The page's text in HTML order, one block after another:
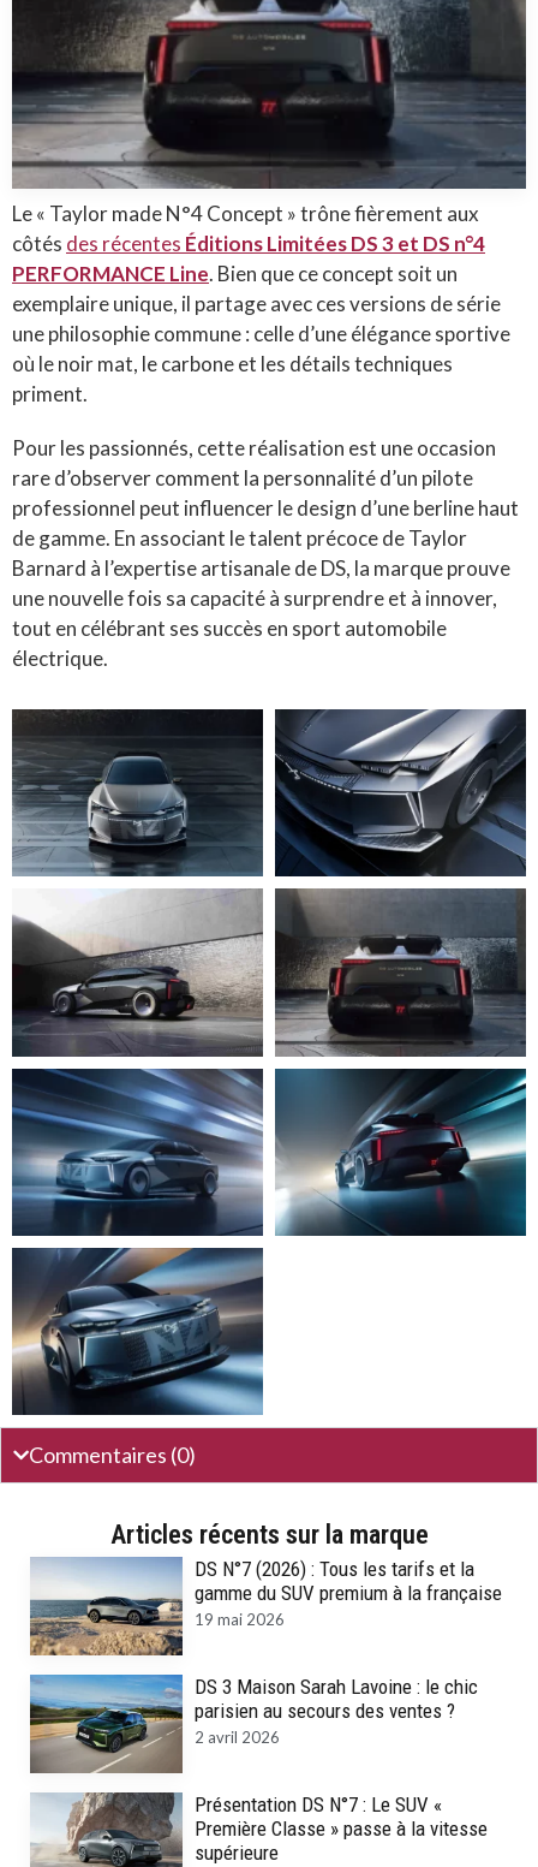
Le « Taylor made N°4 Concept » trône fièrement aux
côtés des récentes Éditions Limitées DS 3 et DS n°4
PERFORMANCE Line. Bien que ce concept soit un
exemplaire unique, il partage avec ces versions de série
une philosophie commune : celle d’une élégance sportive
où le noir mat, le carbone et les détails techniques
priment.
Pour les passionnés, cette réalisation est une occasion
rare d’observer comment la personnalité d’un pilote
professionnel peut influencer le design d’une berline haut
de gamme. En associant le talent précoce de Taylor
Barnard à l’expertise artisanale de DS, la marque prouve
une nouvelle fois sa capacité à surprendre et à innover,
tout en célébrant ses succès en sport automobile
électrique.
Commentaires (0)
Articles récents sur la marque
DS N°7 (2026) : Tous les tarifs et la
gamme du SUV premium à la française
19 mai 2026
DS 3 Maison Sarah Lavoine : le chic
parisien au secours des ventes ?
2 avril 2026
Présentation DS N°7 : Le SUV «
Première Classe » passe à la vitesse
supérieure